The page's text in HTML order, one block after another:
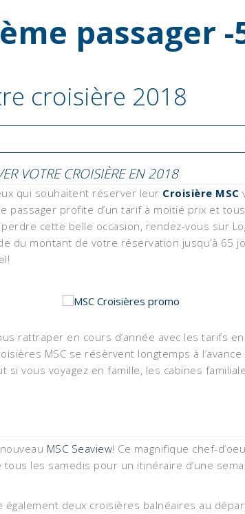
passager
croisière 2018
VOTRE CROISIÈRE EN 2018
qui souhaitent réserver leur Croisière MSC
passager profite d’un tarif à moitié prix et
cette belle occasion, rendez-vous sur
du montant de votre réservation jusqu’à 65
rattraper en cours d’année avec les tarifs
MSC se résèrvent longtemps à
vous voyagez en famille, les cabines
MSC Seaview! Ce magnifique chef-
les samedis pour un itinéraire d’une
également deux croisières balnéaires au